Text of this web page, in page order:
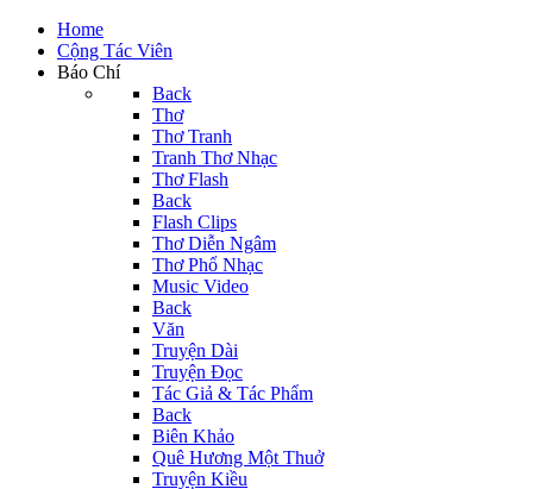
Home
Cộng Tác Viên
Báo Chí
Back
Thơ
Thơ Tranh
Tranh Thơ Nhạc
Thơ Flash
Back
Flash Clips
Thơ Diễn Ngâm
Thơ Phổ Nhạc
Music Video
Back
Văn
Truyện Dài
Truyện Đọc
Tác Giả & Tác Phẩm
Back
Biên Khảo
Quê Hương Một Thuở
Truyện Kiều